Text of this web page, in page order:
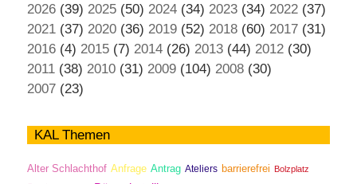
2026 (39) 2025 (50) 2024 (34) 2023 (34) 2022 (37)
2021 (37) 2020 (36) 2019 (52) 2018 (60) 2017 (31)
2016 (4) 2015 (7) 2014 (26) 2013 (44) 2012 (30)
2011 (38) 2010 (31) 2009 (104) 2008 (30)
2007 (23)
KAL Themen
Alter Schlachthof Anfrage Antrag Ateliers barrierefrei Bolzplatz